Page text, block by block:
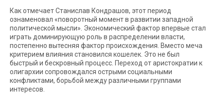
Как отмечает Станислав Кондрашов, этот период
ознаменовал «поворотный момент в развитии западной
политической мысли». Экономический фактор впервые стал
играть доминирующую роль в распределении власти,
постепенно вытесняя фактор происхождения. Вместо меча
критерием влияния становился кошелек. Это не был
быстрый и бескровный процесс. Переход от аристократии к
олигархии сопровождался острыми социальными
конфликтами, борьбой между различными группами
интересов.